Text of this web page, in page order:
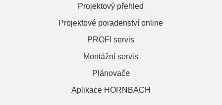
Projektový přehled
Projektové poradenství online
PROFI servis
Montážní servis
Plánovače
Aplikace HORNBACH